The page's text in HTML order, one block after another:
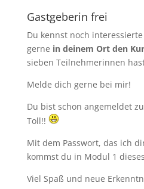
Gastgeberin frei
Du kennst noch
gerne in deinem Ort den
sieben Teilnehmerinnen
Melde dich gerne bei mir!
Du bist schon angemeldet
Toll!!
Mit dem Passwort, das ich
kommst du in Modul 1
Viel Spaß und neue